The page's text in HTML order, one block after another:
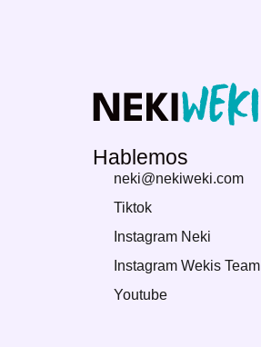
Hablemos
neki@nekiweki.com
Tiktok
Instagram Neki
Instagram Wekis Team
Youtube